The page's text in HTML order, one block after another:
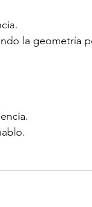
la geometría